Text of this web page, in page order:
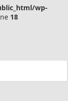
wp-
18